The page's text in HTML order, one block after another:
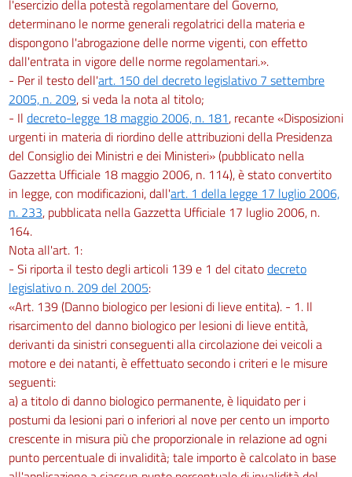
l'esercizio della potestà regolamentare del Governo,
determinano le norme generali regolatrici della materia e
dispongono l'abrogazione delle norme vigenti, con effetto
dall'entrata in vigore delle norme regolamentari.».
- Per il testo dell'art. 150 del decreto legislativo 7 settembre
2005, n. 209, si veda la nota al titolo;
- Il decreto-legge 18 maggio 2006, n. 181, recante «Disposizioni
urgenti in materia di riordino delle attribuzioni della Presidenza
del Consiglio dei Ministri e dei Ministeri» (pubblicato nella
Gazzetta Ufficiale 18 maggio 2006, n. 114), è stato convertito
in legge, con modificazioni, dall'art. 1 della legge 17 luglio 2006,
n. 233, pubblicata nella Gazzetta Ufficiale 17 luglio 2006, n.
164.
Nota all'art. 1:
- Si riporta il testo degli articoli 139 e 1 del citatodecreto
legislativo n. 209 del 2005:
«Art. 139 (Danno biologico per lesioni di lieve entita). - 1. Il
risarcimento del danno biologico per lesioni di lieve entità,
derivanti da sinistri conseguenti alla circolazione dei veicoli a
motore e dei natanti, è effettuato secondo i criteri e le misure
seguenti:
a) a titolo di danno biologico permanente, è liquidato per i
postumi da lesioni pari o inferiori al nove per cento un importo
crescente in misura più che proporzionale in relazione ad ogni
punto percentuale di invalidità; tale importo è calcolato in base